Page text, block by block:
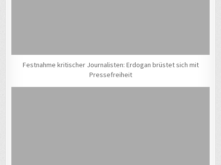
Festnahme kritischer Journalisten: Erdogan brüstet sich mit
Pressefreiheit